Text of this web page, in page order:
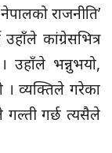
राजनीति’
कांग्रेसभित्र
उहाँले भन्नुभयो,
। व्यक्तिले गरेका
गल्ती गर्छ त्यसैले